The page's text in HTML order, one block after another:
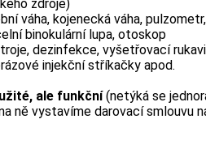
zdroje)
váha, kojenecká váha, pulzometr,
binokulární lupa, otoskop
dezinfekce, vyšetřovací
injekční stříkačky apod.
ale funkční(netýká se
ně vystavíme darovací smlouvu